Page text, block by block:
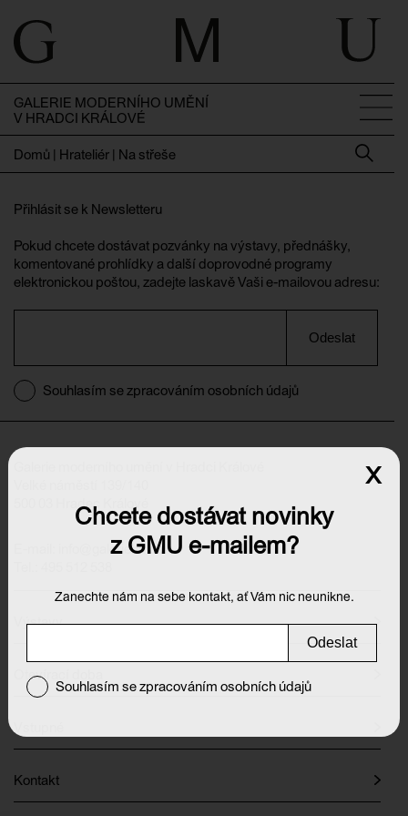
GALERIE MODERNÍHO UMĚNÍ
V HRADCI KRÁLOVÉ
Domů | Hrateliér | Na střeše
Přihlásit se k Newsletteru
Pokud chcete dostávat pozvánky na výstavy, přednášky,
komentované prohlídky a další doprovodné programy
elektronickou poštou, zadejte laskavě Vaši e-mailovou adresu:
Odeslat
Souhlasím se zpracováním osobních údajů
500 03 Hradec Králové
info@galeriehk.cz
Výstavy
Otevírací doba
Kontakt
Chcete dostávat novinky
z GMU e-mailem?
Zanechte nám na sebe kontakt, ať Vám nic neunikne.
Odeslat
Souhlasím se zpracováním osobních údajů
x